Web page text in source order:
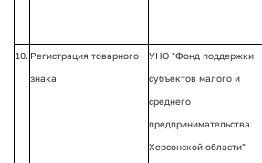
10. Регистрация товарного
знака
УНО "Фонд поддержки
субъектов малого и
среднего
предпринимательства
Херсонской области"